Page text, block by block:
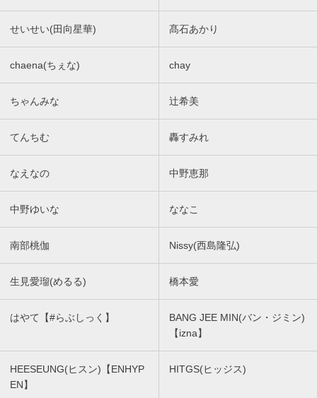
せいせい(田向星華) 髙石あかり
chaena(ちぇな) chay
ちゃんみな 辻希美
てんちむ 轟すみれ
なえなの 中野恵那
中野ゆいな ななこ
南部桃伽 Nissy(西島隆弘)
生見愛瑠(めるる) 橋本愛
はやて【#らぶしっく】
BANG JEE MIN(バン・ジミン)
【izna】
HEESEUNG(ヒスン)【ENHYP
EN】
HITGS(ヒッジス)